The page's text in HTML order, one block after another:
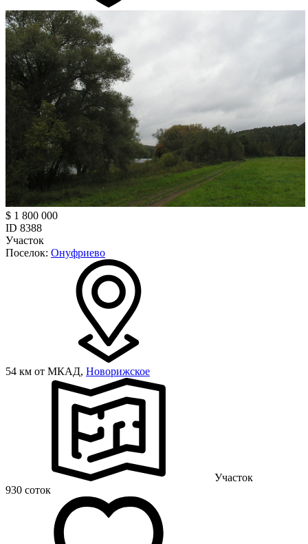
$ 1 800 000
ID 8388
Участок
Поселок: Онуфриево
54 км от МКАД, Новорижское
Участок
930 соток